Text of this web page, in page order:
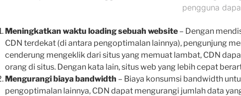
pengguna
Meningkatkan waktu loading sebuah website – Dengan
CDN terdekat (di antara pengoptimalan lainnya), pengunjung
cenderung mengeklik dari situs yang memuat lambat, CDN
orang di situs. Dengan kata lain, situs web yang lebih cepat
Mengurangi biaya bandwidth – Biaya konsumsi bandwidth
pengoptimalan lainnya, CDN dapat mengurangi jumlah data